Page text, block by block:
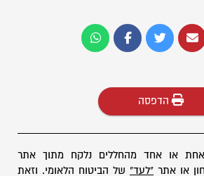
הדפסה
או אחד מהחללים נלקח מתוך אתר
או אתר "לעד" של הביטוח הלאומי. וזאת